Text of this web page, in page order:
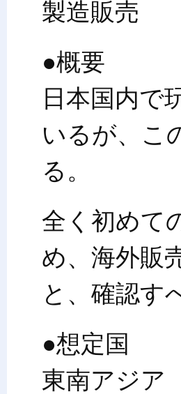
製造販売
●概要
日本国内で
いるが、こ
る。
全く初めて
め、海外販
と、確認す
●想定国
東南アジア